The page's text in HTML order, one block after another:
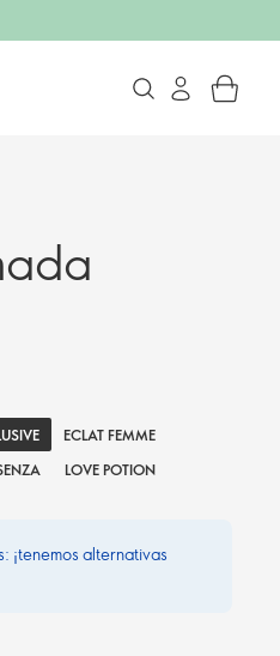
ECLAT FEMME
LOVE POTION
¡tenemos alternativas